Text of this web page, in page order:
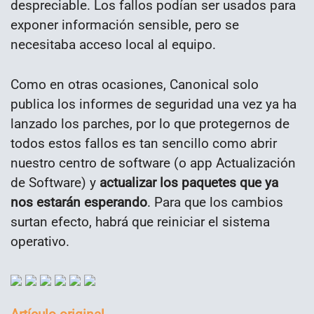
despreciable. Los fallos podían ser usados para
exponer información sensible, pero se
necesitaba acceso local al equipo.
Como en otras ocasiones, Canonical solo
publica los informes de seguridad una vez ya ha
lanzado los parches, por lo que protegernos de
todos estos fallos es tan sencillo como abrir
nuestro centro de software (o app Actualización
de Software) y actualizar los paquetes que ya
nos estarán esperando. Para que los cambios
surtan efecto, habrá que reiniciar el sistema
operativo.